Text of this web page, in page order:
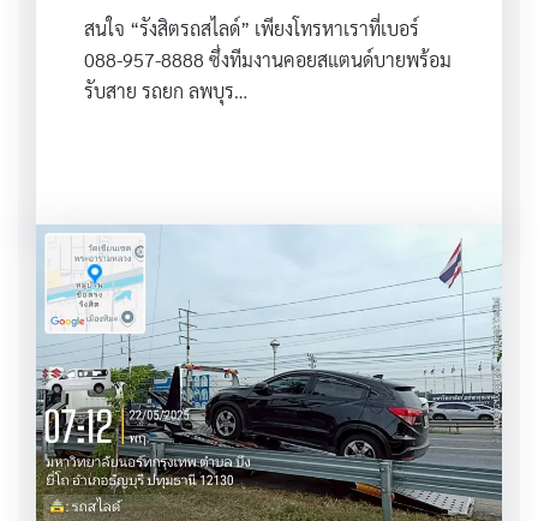
สนใจ “รังสิตรถสไลด์” เพียงโทรหาเราที่เบอร์
088-957-8888 ซึ่งทีมงานคอยสแตนด์บายพร้อม
รับสาย รถยก ลพบุร…